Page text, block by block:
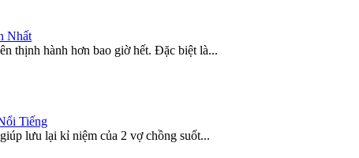
Nhất
thịnh hành hơn bao giờ hết. Đặc biệt là...
Tiếng
lưu lại kỉ niệm của 2 vợ chồng suốt...